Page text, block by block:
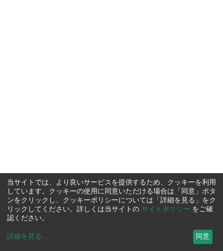
当サイトでは、より良いサービスを提供するため、クッキーを利用
しています。クッキーの使用に同意いただける場合は「同意」ボタ
ンをクリックし、クッキーポリシーについては「詳細を見る」をク
リックしてください。詳しくは当サイトの サイトポリシー をご確
認ください。
詳細を見る ... 同意